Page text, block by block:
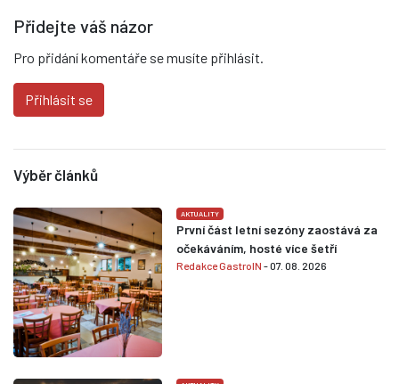
Přidejte váš názor
Pro přidání komentáře se musíte přihlásit.
Přihlásit se
Výběr článků
AKTUALITY
První část letní sezóny zaostává za
očekáváním, hosté více šetří
Redakce GastroIN - 07. 08. 2026